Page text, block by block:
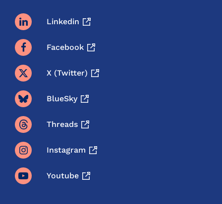
Linkedin
Facebook
X (twitter)
BlueSky
Threads
Instagram
Youtube